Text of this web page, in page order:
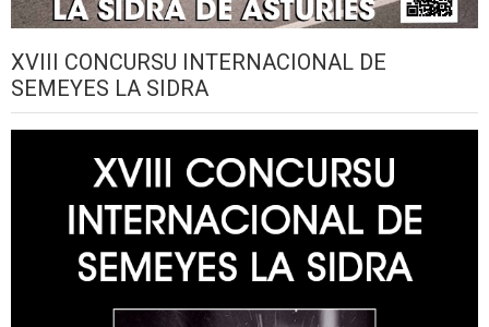
XVIII CONCURSU INTERNACIONAL DE
SEMEYES LA SIDRA